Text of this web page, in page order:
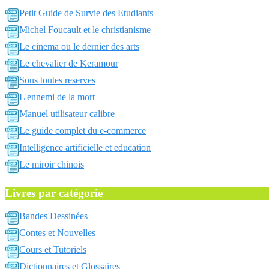
Petit Guide de Survie des Etudiants
Michel Foucault et le christianisme
Le cinema ou le dernier des arts
Le chevalier de Keramour
Sous toutes reserves
L'ennemi de la mort
Manuel utilisateur calibre
Le guide complet du e-commerce
Intelligence artificielle et education
Le miroir chinois
Livres par catégorie
Bandes Dessinées
Contes et Nouvelles
Cours et Tutoriels
Dictionnaires et Glossaires